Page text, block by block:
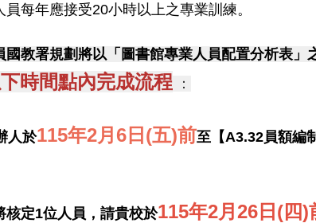
每年應接受20小時以上之專業訓練。
教署規劃將以「圖書館專業人員配置分析表
時間點內完成流程 ：
人於115年2月6日(五)前至【A3.32員額編
核定1位人員，請貴校於115年2月26日(四)